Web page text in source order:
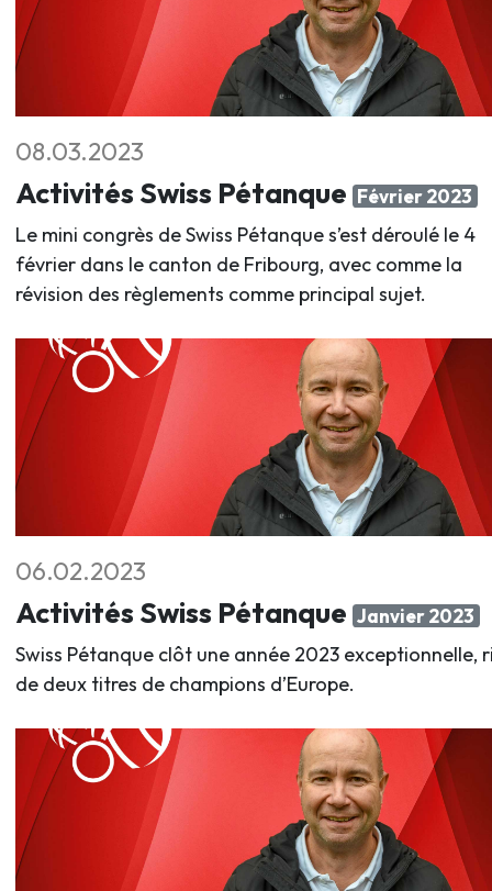
08.03.2023
Activités Swiss Pétanque Février 2023
Le mini congrès de Swiss Pétanque s’est déroulé le 4
février dans le canton de Fribourg, avec comme la
révision des règlements comme principal sujet.
06.02.2023
Activités Swiss Pétanque Janvier 2023
Swiss Pétanque clôt une année 2023 exceptionnelle,
de deux titres de champions d’Europe.